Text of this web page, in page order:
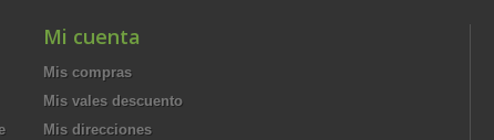
Mi cuenta
Mis compras
Mis vales descuento
Mis direcciones